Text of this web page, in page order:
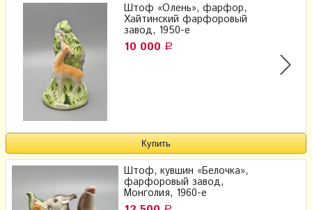
Штоф «Олень», фарфор,
Хайтинский фарфоровый
завод, 1950-е
10 000 Р
Штоф, кувшин «Белочка»,
фарфоровый завод,
Монголия, 1960-е